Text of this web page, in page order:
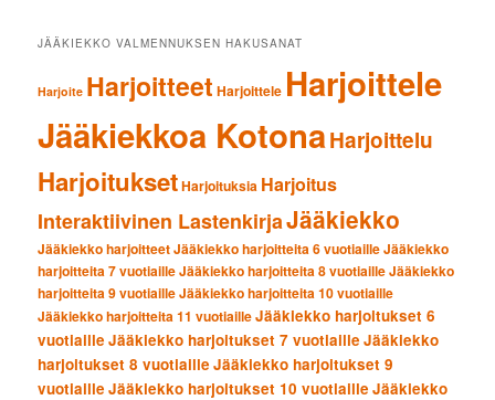
JÄÄKIEKKO VALMENNUKSEN HAKUSANAT
Harjoite Harjoitteet Harjoittele Harjoittele
Jääkiekkoa KotonaHarjoittelu
HarjoituksetHarjoituksia Harjoitus
Interaktiivinen LastenkirjaJääkiekko
Jääkiekko harjoitteetJääkiekko harjoitteita 6 vuotiailleJääkiekko
harjoitteita 7 vuotiailleJääkiekko harjoitteita 8 vuotiailleJääkiekko
harjoitteita 9 vuotiailleJääkiekko harjoitteita 10 vuotiaille
Jääkiekko harjoitteita 11 vuotiailleJääkiekko harjoitukset 6
vuotiaille Jääkiekko harjoitukset 7 vuotiaille Jääkiekko
harjoitukset 8 vuotiaille Jääkiekko harjoitukset 9
vuotiaille Jääkiekko harjoitukset 10 vuotiaille Jääkiekko